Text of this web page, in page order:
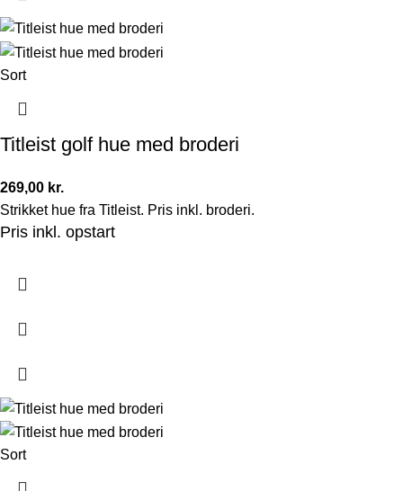
Sort
Titleist golf hue med broderi
269,00 kr.
Strikket hue fra Titleist. Pris inkl. broderi.
Pris inkl. opstart
Sort